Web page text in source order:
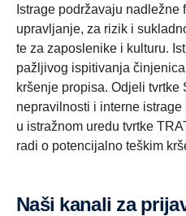
Istrage podržavaju nadležne
upravljanje, za rizik i
te za zaposlenike i kulturu.
pažljivog ispitivanja
kršenje propisa. Odjeli
nepravilnosti i interne
u istražnom uredu tvrtke
radi o potencijalno teškim
Naši kanali za